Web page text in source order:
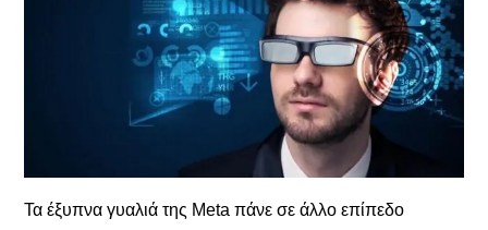
Τα έξυπνα γυαλιά της Meta πάνε σε άλλο επίπεδο